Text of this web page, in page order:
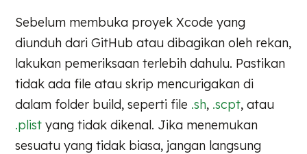
Sebelum membuka proyek Xcode yang
diunduh dari GitHub atau dibagikan oleh rekan,
lakukan pemeriksaan terlebih dahulu. Pastikan
tidak ada file atau skrip mencurigakan di
dalam folder build, seperti file .sh, .scpt, atau
.plist yang tidak dikenal. Jika menemukan
sesuatu yang tidak biasa, jangan langsung